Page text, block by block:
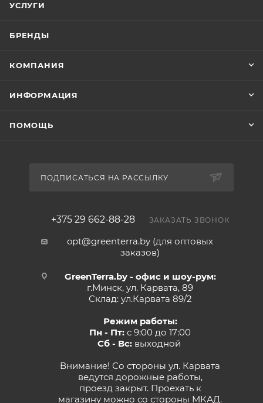
дня
Дизайн.
Качественный монтаж и демонтаж
Мы так же поможем с
безопасности.
УСЛУГИ
БРЕНДЫ
КОМПАНИЯ
ИНФОРМАЦИЯ
ПОМОЩЬ
ПОДПИСАТЬСЯ НА РАССЫЛКУ
+375 29 662-88-28 ЗАКАЗАТЬ ЗВОНОК
opt@greenterra.by (для оптовых
заказов)
GreenTerra.by - офис и шоу-рум:
г.Минск, ул. Карвата, 89
Склад: ул.Карвата 89/2
Режим работы:
Пн - Пт: с 9:00 до 17:00
Сб - Вс:выходной
Внимание! Со стороны ул. Карвата
ведутся дорожные работы,
проезд закрыт. Проехать к
магазину можно со стороны МКАД.